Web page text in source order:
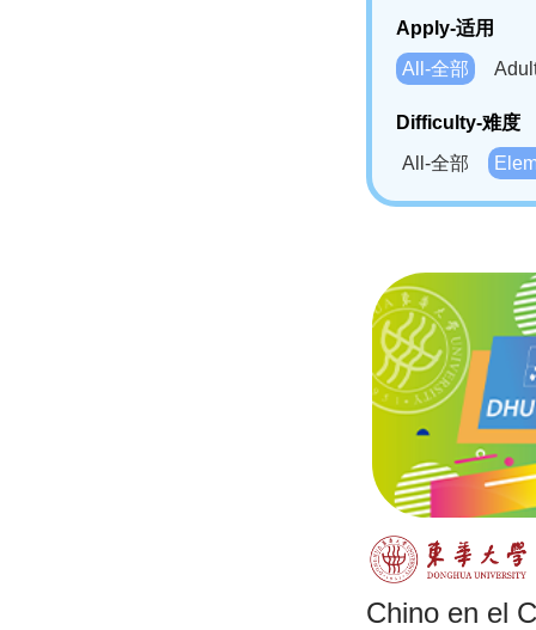
Bahasa
Swahili(SW)-
Apply-适用
All-全部
Difficulty-难度
All-全部
Chino en el